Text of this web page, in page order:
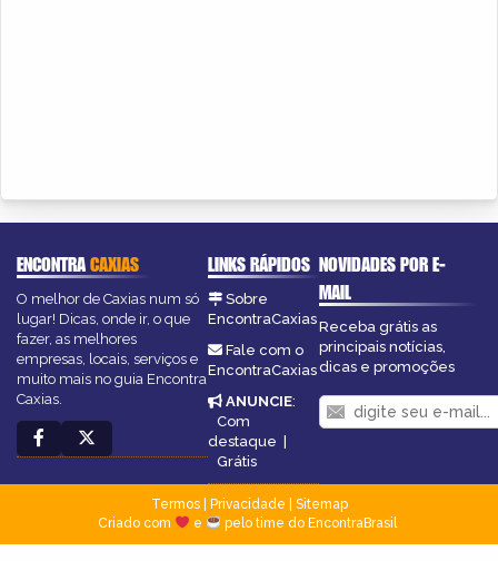
ENCONTRACAXIAS
O melhor de Caxias num só
lugar! Dicas, onde ir, o que
fazer, as melhores
empresas, locais, serviços e
muito mais no guia Encontra
Caxias.
LINKS RÁPIDOS
Sobre
EncontraCaxias
Fale com o
EncontraCaxias
ANUNCIE:
Com
destaque
Grátis
NOVIDADES POR E-
MAIL
Receba grátis as
principais notícias,
dicas e promoções
Termos| Privacidade
Sitemap
Criado com
e pelo time do EncontraBrasil